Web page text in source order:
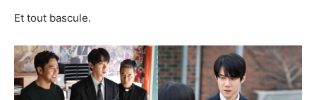
Et tout bascule.